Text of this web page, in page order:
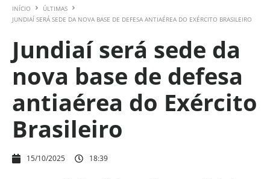
INÍCIO
ÚLTIMAS
JUNDIAÍ SERÁ SEDE DA NOVA BASE DE DEFESA ANTIAÉREA DO EXÉRCITO BRASILEIRO
Jundiaí será sede da
nova base de defesa
antiaérea do Exército
Brasileiro
15/10/2025 18:39